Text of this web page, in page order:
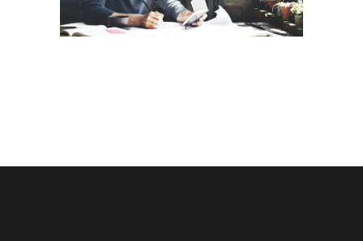
consectetuer adipiscing elit.